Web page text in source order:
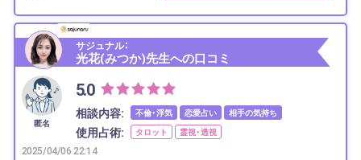
サジュナル：
光花(みつか)先生への口コミ
匿名
5.0
相談内容: 不倫・浮気 恋愛占い 相手の気持ち
使用占術: タロット 霊視・透視
2025/04/06 22:14